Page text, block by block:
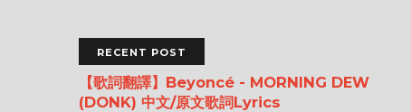
RECENT POST
【歌詞翻譯】Beyoncé - MORNING DEW
(DONK) 中文/原文歌詞Lyrics